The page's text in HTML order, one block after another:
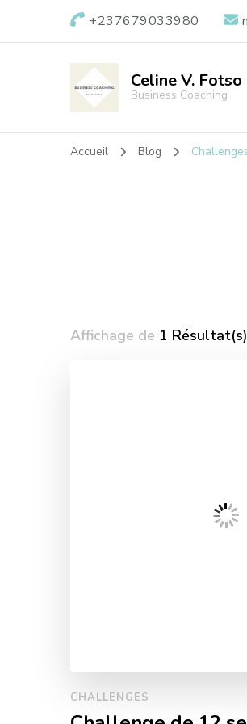
+237679033980
Celine V. Fotso
Business Coaching
Accueil Blog
Affichage de 1
CHALLENGES